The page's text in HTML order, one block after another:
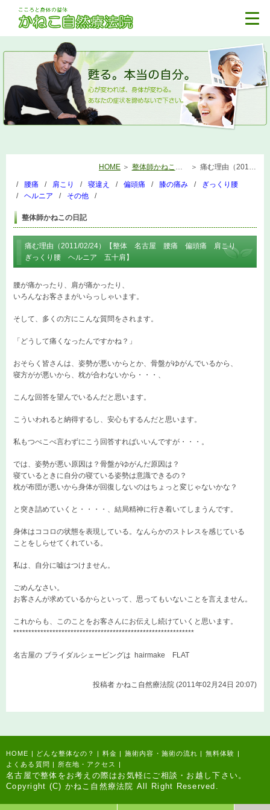
HOME 整体師かねこの日記 痛む理由（2011/02/24）【整体 名古屋 腰痛 偏頭痛 肩こり ぎっくり腰 ヘルニア 五十肩】
腰痛 肩こり 寝違え 偏頭痛 膝の痛み
ぎっくり腰
ヘルニア
その他
整体師かねこの日記
痛む理由（2011/02/24）【整体 名古屋 腰痛 偏頭痛 肩こり
ぎっくり腰 ヘルニア 五十肩】
腰が痛かったり、肩が痛かったり、
いろんなお客さまがいらっしゃいます。
そして、多くの方にこんな質問をされます。
「どうして痛くなったんですかね？」
おそらく皆さんは、姿勢が悪いからとか、骨盤がゆがんでいるから、
寝方がが悪いから、枕が合わないから・・・、
こんな回答を望んでいるんだと思います。
こういわれると納得するし、安心もするんだと思います。
私もつべこべ言わずにこう回答すればいいんですが・・・。
では、姿勢が悪い原因は？骨盤がゆがんだ原因は？
寝ているときに自分の寝ている姿勢は意識できるの？
枕が布団が悪いから身体が回復しないのはちょっと変じゃないかな？
と突き詰めていくと・・・・、結局精神に行き着いてしまうんです。
身体はココロの状態を表現している。なんらかのストレスを感じている
ことをしらせてくれている。
私は、自分に嘘はつけません。
ごめんなさい。
お客さんが求めているからといって、思ってもいないことを言えません。
これからも、このことをお客さんにお伝えし続けていくと思います。
************************************************************
名古屋の ブライダルシェービングは hairmake FLAT
投稿者 かねこ自然療法院 (2011年02月24日 20:07)
HOME | どんな整体なの？ | 料金 | 施術内容・施術の流れ | 無料体験 |
よくある質問 | 所在地・アクセス |
名古屋で整体をお考えの際はお気軽にご相談・お越し下さい。
Copyright (C) かねこ自然療法院 All Right Reserved.